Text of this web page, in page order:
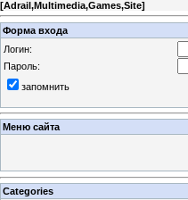
[Adrail,Multimedia,Games,Site]
Форма входа
Логин:
Пароль:
запомнить
Меню сайта
Categories